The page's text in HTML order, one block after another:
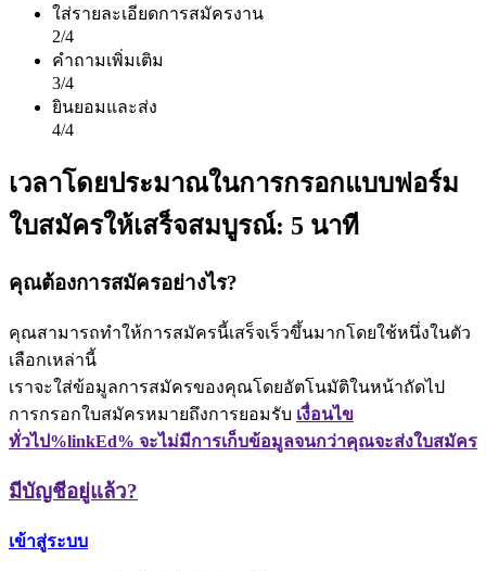
ใส่รายละเอียดการสมัครงาน
2/4
คำถามเพิ่มเติม
3/4
ยินยอมและส่ง
4/4
เวลาโดยประมาณในการกรอกแบบฟอร์ม
ใบสมัครให้เสร็จสมบูรณ์: 5 นาที
คุณต้องการสมัครอย่างไร?
คุณสามารถทำให้การสมัครนี้เสร็จเร็วขึ้นมากโดยใช้หนึ่งในตัว
เลือกเหล่านี้
เราจะใส่ข้อมูลการสมัครของคุณโดยอัตโนมัติในหน้าถัดไป
การกรอกใบสมัครหมายถึงการยอมรับ เงื่อนไข
ทั่วไป%linkEd% จะไม่มีการเก็บข้อมูลจนกว่าคุณจะส่งใบสมัคร
มีบัญชีอยู่แล้ว?
เข้าสู่ระบบ